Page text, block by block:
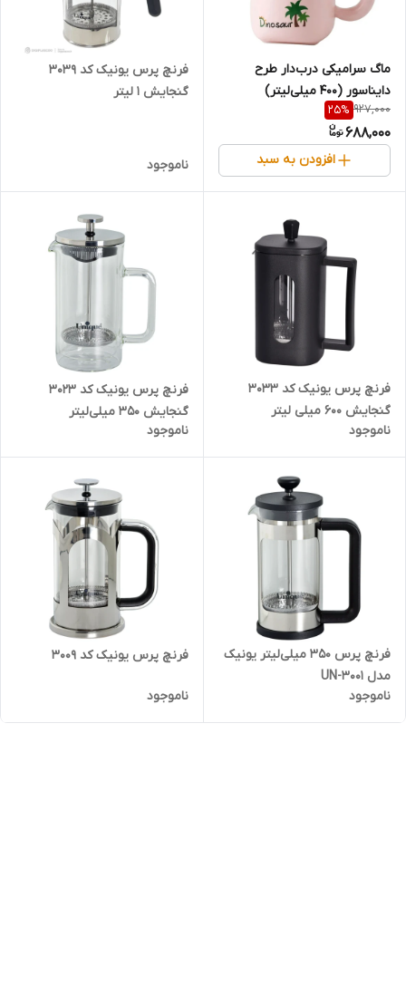
ماگ سرامیکی درب‌دار طرح
دایناسور (۴۰۰ میلی‌لیتر)
927,000
25%
688,000
افزودن به سبد
فرنچ پرس یونیک کد ۳۰۳۹
گنجایش 1 لیتر
ناموجود
فرنچ پرس یونیک کد 3033
گنجایش 600 میلی لیتر
ناموجود
فرنچ پرس یونیک کد ۳۰۲۳
گنجایش ۳۵۰ میلی‌لیتر
ناموجود
فرنچ پرس ۳۵۰ میلی‌لیتر یونیک
مدل UN-3001
ناموجود
فرنچ پرس یونیک کد 3009
ناموجود